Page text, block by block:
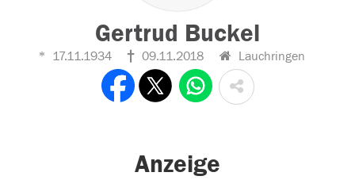
Gertrud Buckel
17.11.1934 09.11.2018 Lauchringen
Anzeige